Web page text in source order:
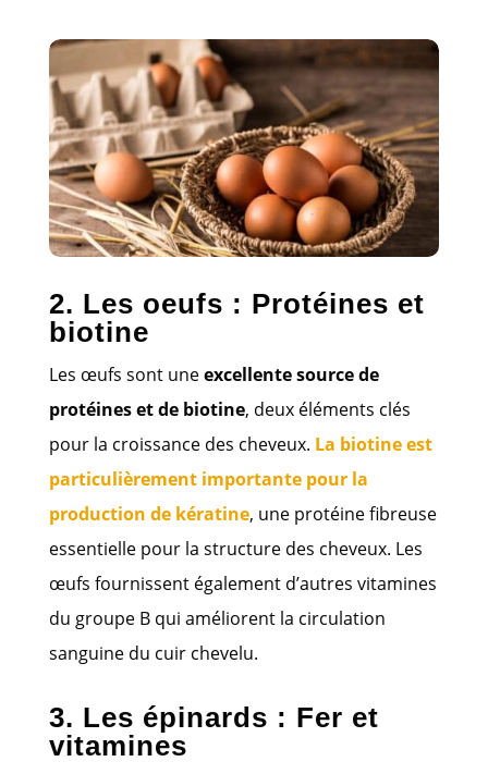
2. Les oeufs : Protéines et
biotine
Les œufs sont uneexcellente source de
protéines et de biotine, deux éléments clés
pour la croissance des cheveux. La biotine est
particulièrement importante pour la
production de kératine, une protéine fibreuse
essentielle pour la structure des cheveux. Les
œufs fournissent également d’autres vitamines
du groupe B qui améliorent la circulation
sanguine du cuir chevelu.
3. Les épinards : Fer et
vitamines